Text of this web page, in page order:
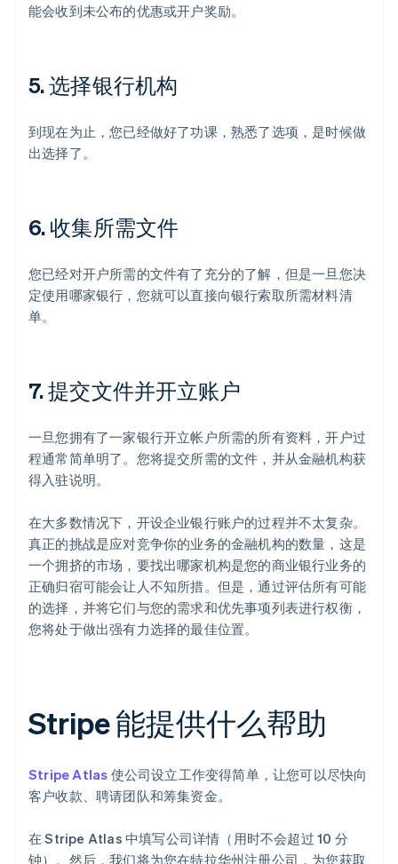
能会收到未公布的优惠或开户奖励。
5. 选择银行机构
到现在为止，您已经做好了功课，熟悉了选项，是时候做
出选择了。
6. 收集所需文件
您已经对开户所需的文件有了充分的了解，但是一旦您决
定使用哪家银行，您就可以直接向银行索取所需材料清
单。
7. 提交文件并开立账户
一旦您拥有了一家银行开立帐户所需的所有资料，开户过
程通常简单明了。您将提交所需的文件，并从金融机构获
得入驻说明。
在大多数情况下，开设企业银行账户的过程并不太复杂。
真正的挑战是应对竞争你的业务的金融机构的数量，这是
一个拥挤的市场，要找出哪家机构是您的商业银行业务的
正确归宿可能会让人不知所措。但是，通过评估所有可能
的选择，并将它们与您的需求和优先事项列表进行权衡，
您将处于做出强有力选择的最佳位置。
Stripe 能提供什么帮助
Stripe Atlas 使公司设立工作变得简单，让您可以尽快向
客户收款、聘请团队和筹集资金。
在 Stripe Atlas 中填写公司详情（用时不会超过 10 分
钟）。然后，我们将为您在特拉华州注册公司，为您获取